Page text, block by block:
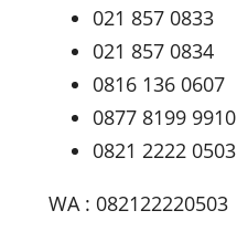
021 857 0833
021 857 0834
0816 136 0607
0877 8199 9910
0821 2222 0503
WA : 082122220503